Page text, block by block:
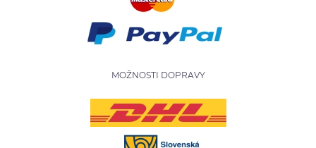
MOŽNOSTI DOPRAVY